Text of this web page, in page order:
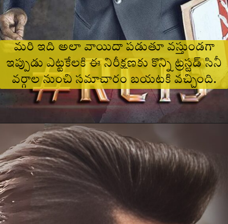
మరి ఇది అలా వాయిదా పడుతూ వస్తుండగా
ఇప్పుడు ఎట్టకేలకి ఈ నిరీక్షణకు కొన్ని ట్రస్టడ్ సినీ
వర్గాల నుంచి సమాచారం బయటకి వచ్చింది.